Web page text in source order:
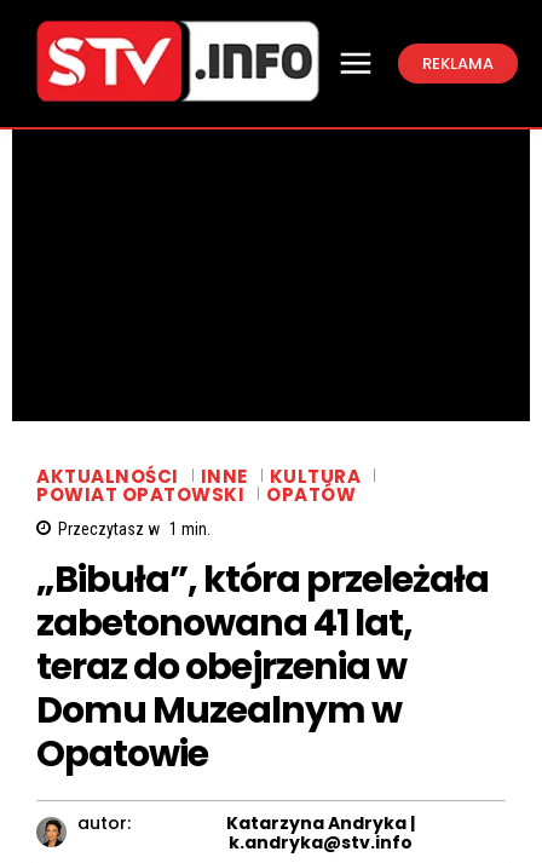
REKLAMA
AKTUALNOŚCI INNE KULTURA
POWIAT OPATOWSKI OPATÓW
Przeczytasz w 1 min.
„Bibuła”, która przeleżała
zabetonowana 41 lat,
teraz do obejrzenia w
Domu Muzealnym w
Opatowie
autor:
Katarzyna Andryka |
k.andryka@stv.info